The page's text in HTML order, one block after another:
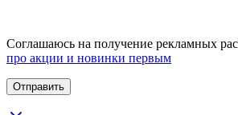
Соглашаюсь на получение рекламных
про акции и новинки первым